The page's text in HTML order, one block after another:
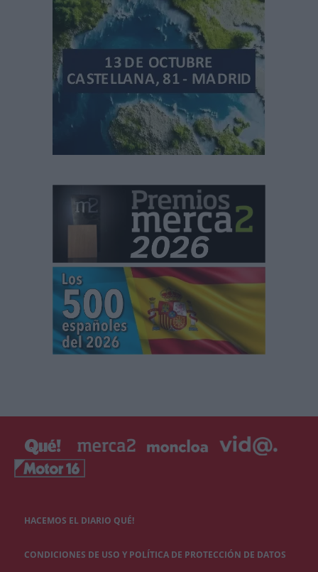
HACEMOS EL DIARIO QUÉ!
CONDICIONES DE USO Y POLÍTICA DE PROTECCIÓN DE DATOS